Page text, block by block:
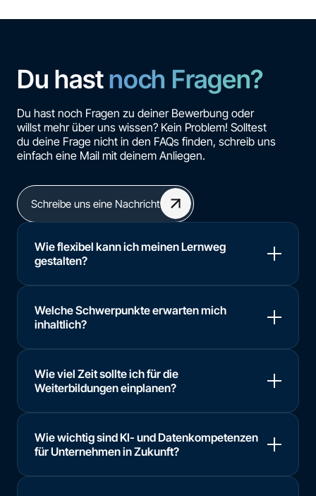
Du hastnoch Fragen?
Du hast noch Fragen zu deiner Bewerbung oder
willst mehr über uns wissen? Kein Problem! Solltest
du deine Frage nicht in den FAQs finden, schreib uns
einfach eine Mail mit deinem Anliegen.
Schreibe uns eine Nachricht
Wie flexibel kann ich meinen Lernweg
gestalten?
Welche Schwerpunkte erwarten mich
inhaltlich?
Wie viel Zeit sollte ich für die
Weiterbildungen einplanen?
Wie wichtig sind KI- und Datenkompetenzen
für Unternehmen in Zukunft?